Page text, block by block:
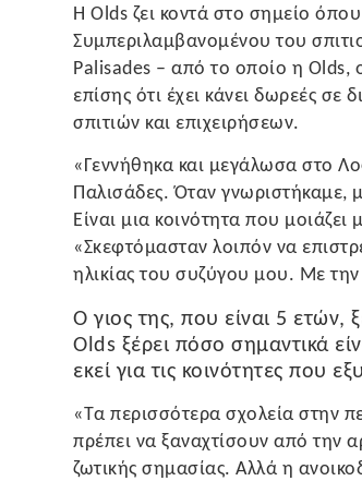
Η Olds ζει κοντά στο σημείο όπου
Συμπεριλαμβανομένου του
Palisades – από το οποίο η Olds,
επίσης ότι έχει κάνει δωρεές
σπιτιών και επιχειρήσεων.
«Γεννήθηκα και μεγάλωσα στο
Παλισάδες. Όταν γνωριστήκαμε,
Είναι μια κοινότητα που μοιάζει
«Σκεφτόμασταν λοιπόν να
ηλικίας του συζύγου μου. Με
Ο γιος της, που είναι 5 ετών,
Olds ξέρει πόσο σημαντικά
εκεί για τις κοινότητες που
«Τα περισσότερα σχολεία στην
πρέπει να ξαναχτίσουν από την
ζωτικής σημασίας. Αλλά η